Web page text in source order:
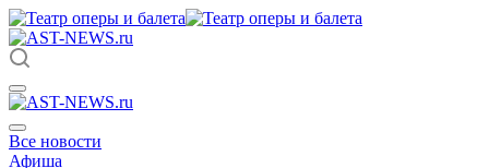
Все новости
Афиша